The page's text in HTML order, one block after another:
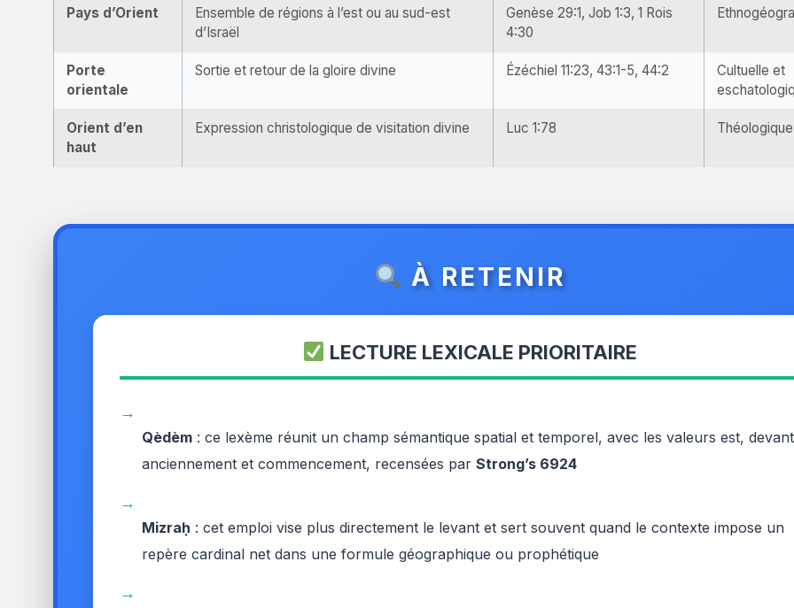
Pays d’Orient
Ensemble de régions à l’est ou au sud-est
d’Israël
Genèse 29:1, Job 1:3, 1 Rois
4:30
Porte
orientale
Sortie et retour de la gloire divine Ézéchiel 11:23, 43:1-5, 44:2
Cultuelle et
Orient d’en
haut
Expression christologique de visitation divine Luc 1:78 Théologique
À RETENIR
LECTURE LEXICALE PRIORITAIRE
→
Qèdèm : ce lexème réunit un champ sémantique spatial et temporel, avec les valeurs est,
anciennement et commencement, recensées par Strong’s 6924
→
Mizraḥ : cet emploi vise plus directement le levant et sert souvent quand le contexte impose un
repère cardinal net dans une formule géographique ou prophétique
→